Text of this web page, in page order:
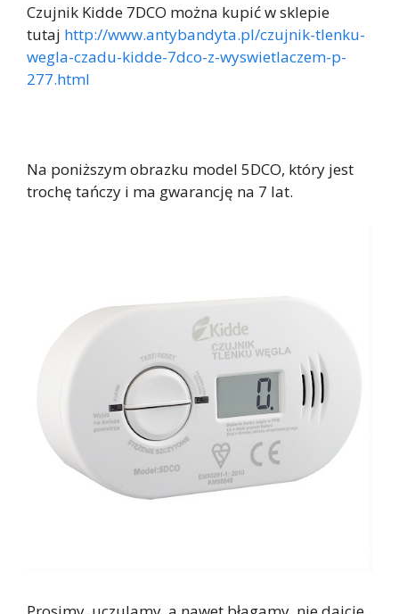
Czujnik Kidde 7DCO można kupić w sklepie
tutaj http://www.antybandyta.pl/czujnik-tlenku-
wegla-czadu-kidde-7dco-z-wyswietlaczem-p-
277.html
Na poniższym obrazku model 5DCO, który jest
trochę tańczy i ma gwarancję na 7 lat.